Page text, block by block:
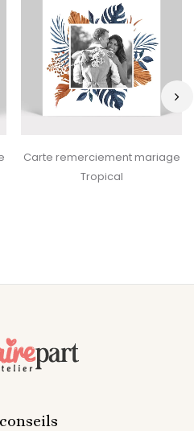
Carte remerciement mariage
Tropical